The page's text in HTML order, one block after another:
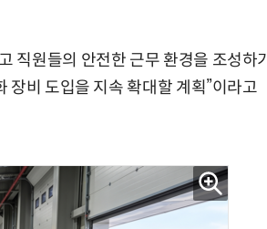
직원들의 안전한 근무 환경을 조성하기
장비 도입을 지속 확대할 계획”이라고